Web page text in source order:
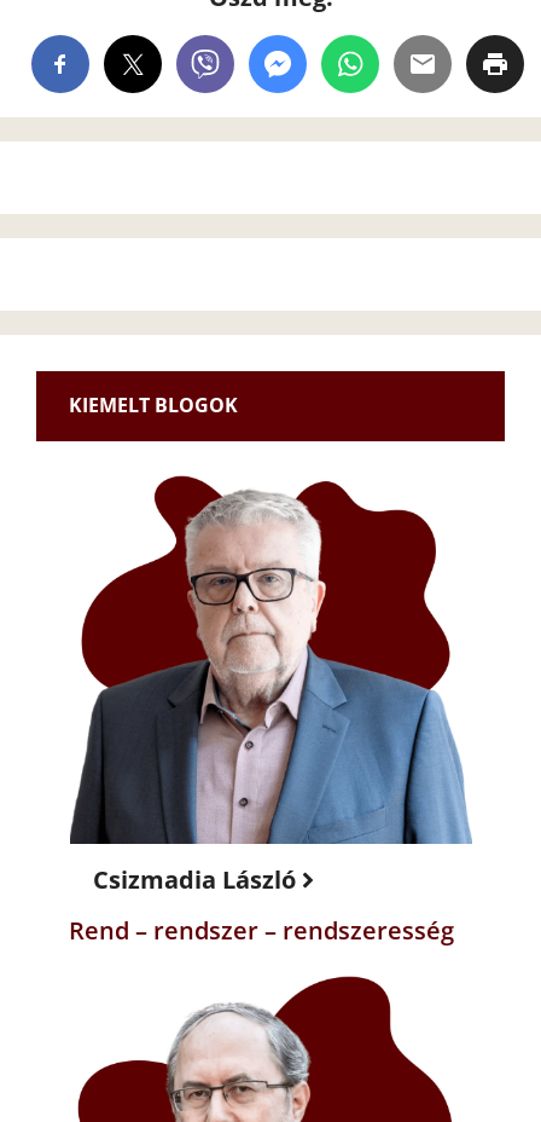
KIEMELT BLOGOK
Csizmadia László
Rend – rendszer – rendszeresség